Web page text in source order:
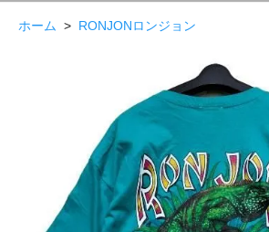
ホーム > RONJONロンジョン